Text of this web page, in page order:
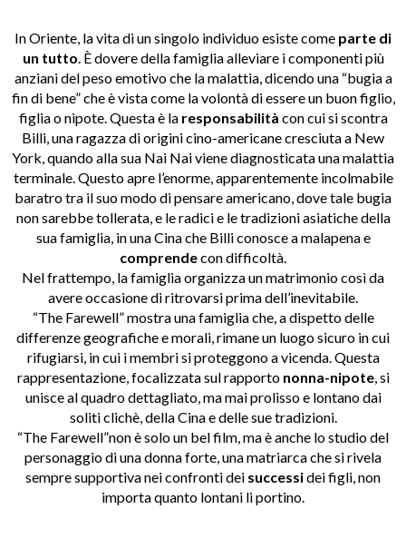
In Oriente, la vita di un singolo individuo esiste come parte di
un tutto. È dovere della famiglia alleviare i componenti più
anziani del peso emotivo che la malattia, dicendo una “bugia a
fin di bene” che è vista come la volontà di essere un buon figlio,
figlia o nipote. Questa è la responsabilità con cui si scontra
Billi, una ragazza di origini cino-americane cresciuta a New
York, quando alla sua Nai Nai viene diagnosticata una malattia
terminale. Questo apre l’enorme, apparentemente incolmabile
baratro tra il suo modo di pensare americano, dove tale bugia
non sarebbe tollerata, e le radici e le tradizioni asiatiche della
sua famiglia, in una Cina che Billi conosce a malapena e
comprendecon difficoltà.
Nel frattempo, la famiglia organizza un matrimonio così da
avere occasione di ritrovarsi prima dell’inevitabile.
“The Farewell” mostra una famiglia che, a dispetto delle
differenze geografiche e morali, rimane un luogo sicuro in cui
rifugiarsi, in cui i membri si proteggono a vicenda. Questa
rappresentazione, focalizzata sul rapporto nonna-nipote, si
unisce al quadro dettagliato, ma mai prolisso e lontano dai
soliti clichè, della Cina e delle sue tradizioni.
“The Farewell”non è solo un bel film, ma è anche lo studio del
personaggio di una donna forte, una matriarca che si rivela
sempre supportiva nei confronti dei successidei figli, non
importa quanto lontani li portino.